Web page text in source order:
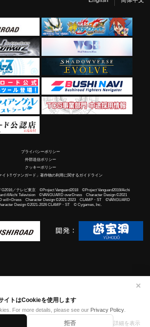
イトはCookieを使用します
For more details, please see our Privacy Policy.
拒否 詳細を表示
✕
プライバシーポリシー
外部送信ポリシー
クッキーポリシー
イト!! ヴァンガード」著作物の利用に関するガイドライン
／テレビ東京 ©Project Vanguard2018 ©Project Vanguard2019/Aichi
if/Aichi Television ©VANGUARD overDress Character Design ©2021
will+Dress Character Design ©2021-2023 CLAMP・ST ©VANGUARD
Design ©2021-2026 CLAMP・ST © Cygames, Inc.